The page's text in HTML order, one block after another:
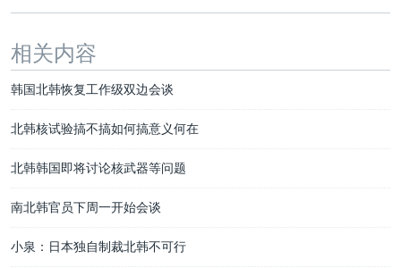
相关内容
韩国北韩恢复工作级双边会谈
北韩核试验搞不搞如何搞意义何在
北韩韩国即将讨论核武器等问题
南北韩官员下周一开始会谈
小泉：日本独自制裁北韩不可行